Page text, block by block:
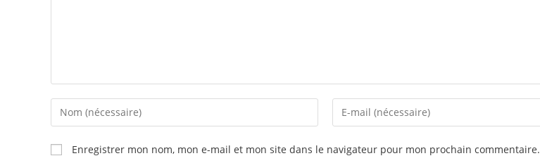
Enter
your
name
or
Enter
your
address
Enregistrer mon nom, mon e-mail et mon site dans le navigateur pour mon prochain commentaire.